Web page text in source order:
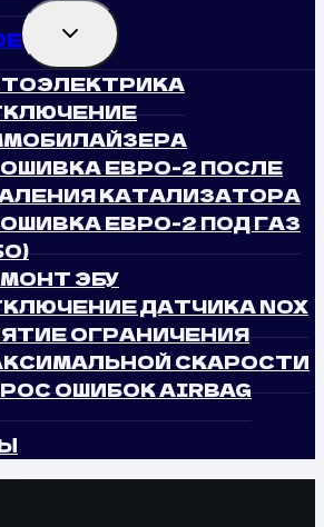
TOGGLE
CHILD
MENU
ЕВРО-2 ПОСЛЕ
КАТАЛИЗАТОРА
ЕВРО-2 ПОД ГАЗ
ЭБУ
ДАТЧИКА NOX
ОГРАНИЧЕНИЯ
СКАРОСТИ
ОШИБОК AIRBAG